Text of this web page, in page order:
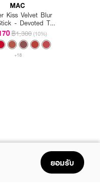
MAC
Kiss Velvet Blur
- Devoted To
Danger
฿1,300 (10%)
+18
ยอมรับ